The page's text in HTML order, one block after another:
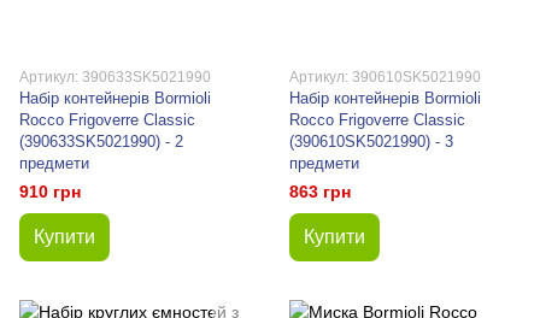
Артикул: 390633SK5021990
Набір контейнерів Bormioli
Rocco Frigoverre Classic
(390633SK5021990) - 2
предмети
910 грн
Купити
Артикул: 390610SK5021990
Набір контейнерів Bormioli
Rocco Frigoverre Classic
(390610SK5021990) - 3
предмети
863 грн
Купити